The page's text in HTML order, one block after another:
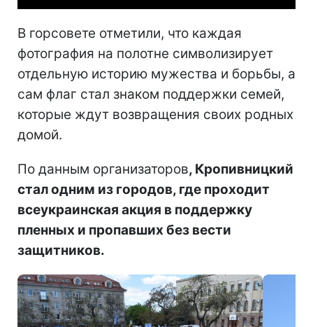
В горсовете отметили, что каждая
фотография на полотне символизирует
отдельную историю мужества и борьбы, а
сам флаг стал знаком поддержки семей,
которые ждут возвращения своих родных
домой.
По данным организаторов, Кропивницкий
стал одним из городов, где проходит
всеукраинская акция в поддержку
пленных и пропавших без вести
защитников.